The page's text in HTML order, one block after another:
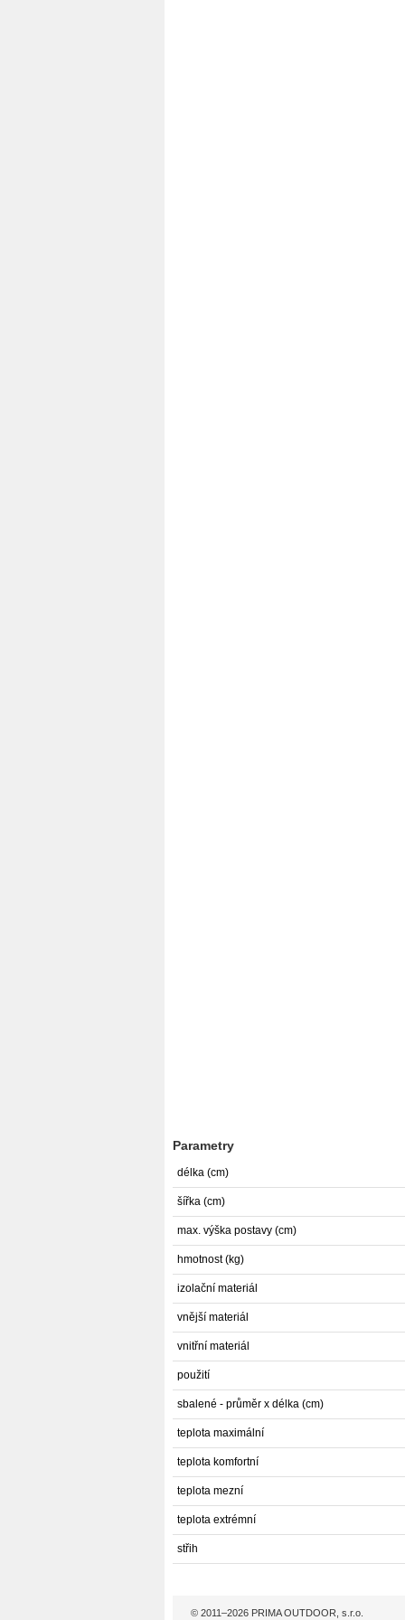
Parametry
délka (cm)
šířka (cm)
max. výška postavy (cm)
hmotnost (kg)
izolační materiál
vnější materiál
vnitřní materiál
použití
sbalené - průměr x délka (cm)
teplota maximální
teplota komfortní
teplota mezní
teplota extrémní
střih
© 2011–2026 PRIMA OUTDOOR, s.r.o.